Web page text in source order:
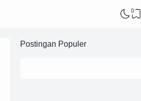
0
Postingan Populer